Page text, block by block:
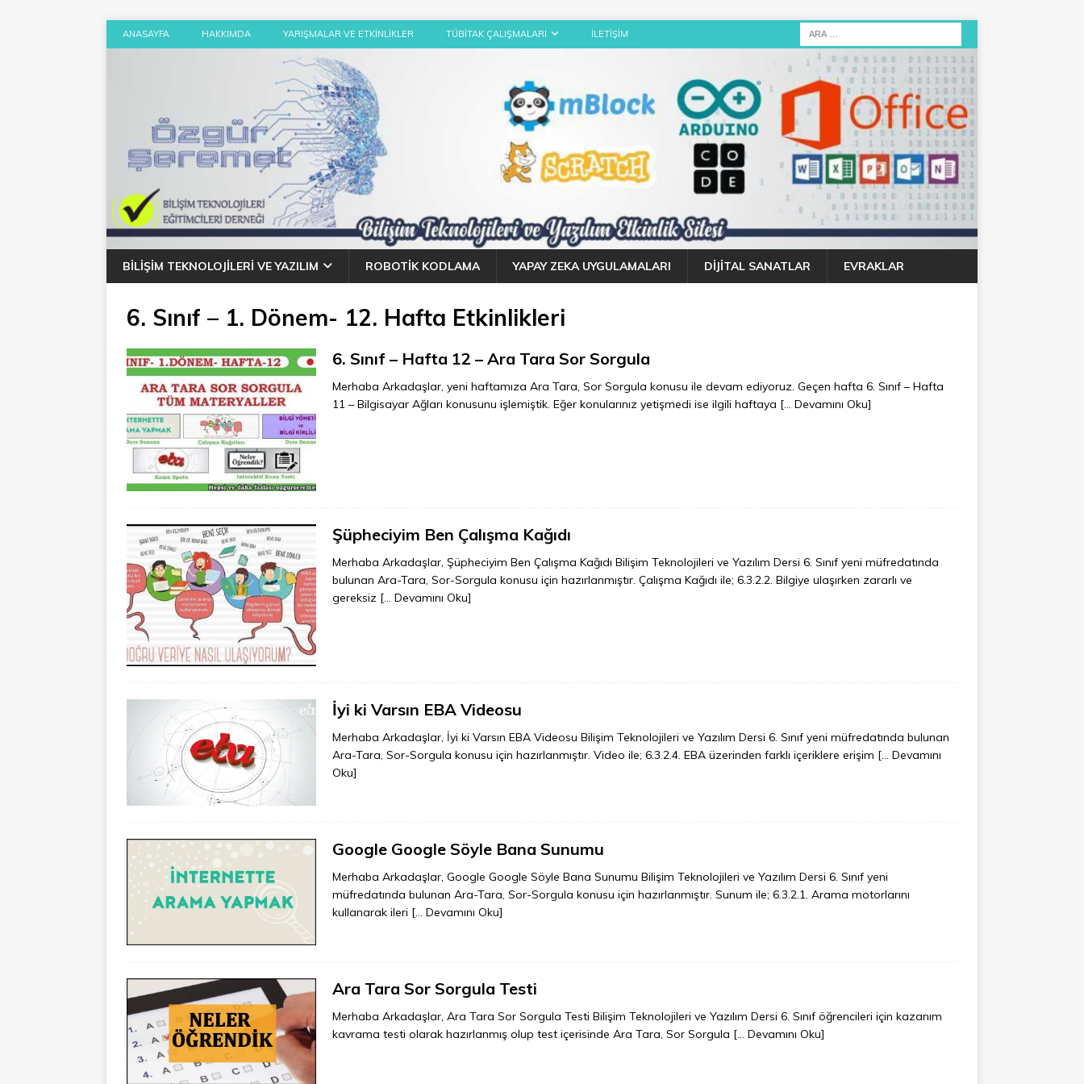
ANASAYFA HAKKIMDA YARIŞMALAR VE ETKINLIKLER TÜBITAK ÇALIŞMALARI İLETIŞIM
BILIŞIM TEKNOLOJILERI VE YAZILIM ROBOTIK KODLAMA YAPAY ZEKA UYGULAMALARI DIJITAL SANATLAR EVRAKLAR
6. Sınıf – 1. Dönem- 12. Hafta Etkinlikleri
6. Sınıf – Hafta 12 – Ara Tara Sor Sorgula
Merhaba Arkadaşlar, yeni haftamıza Ara Tara, Sor Sorgula konusu ile devam ediyoruz. Geçen hafta 6. Sınıf – Hafta
11 – Bilgisayar Ağları konusunu işlemiştik. Eğer konularınız yetişmedi ise ilgili haftaya [… Devamını Oku]
Şüpheciyim Ben Çalışma Kağıdı
Merhaba Arkadaşlar, Şüpheciyim Ben Çalışma Kağıdı Bilişim Teknolojileri ve Yazılım Dersi 6. Sınıf yeni müfredatında
bulunan Ara-Tara, Sor-Sorgula konusu için hazırlanmıştır. Çalışma Kağıdı ile; 6.3.2.2. Bilgiye ulaşırken zararlı ve
gereksiz [… Devamını Oku]
İyi ki Varsın EBA Videosu
Merhaba Arkadaşlar, İyi ki Varsın EBA Videosu Bilişim Teknolojileri ve Yazılım Dersi 6. Sınıf yeni müfredatında bulunan
Ara-Tara, Sor-Sorgula konusu için hazırlanmıştır. Video ile; 6.3.2.4. EBA üzerinden farklı içeriklere erişim [… Devamını
Oku]
Google Google Söyle Bana Sunumu
Merhaba Arkadaşlar, Google Google Söyle Bana Sunumu Bilişim Teknolojileri ve Yazılım Dersi 6. Sınıf yeni
müfredatında bulunan Ara-Tara, Sor-Sorgula konusu için hazırlanmıştır. Sunum ile; 6.3.2.1. Arama motorlarını
kullanarak ileri [… Devamını Oku]
Ara Tara Sor Sorgula Testi
Merhaba Arkadaşlar, Ara Tara Sor Sorgula Testi Bilişim Teknolojileri ve Yazılım Dersi 6. Sınıf öğrencileri için kazanım
kavrama testi olarak hazırlanmış olup test içerisinde Ara Tara, Sor Sorgula [… Devamını Oku]